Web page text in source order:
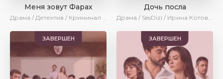
Меня зовут Фарах
Драма / Детектив / Криминал / SesDizi / Ирина Котова / AveTurk
Дочь посла
Драма / SesDizi / Ирина Котова / AveTurk / Turok1990
ЗАВЕРШЕН ЗАВЕРШЕН